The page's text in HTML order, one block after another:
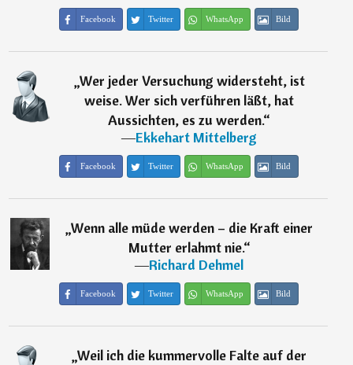
Facebook Twitter WhatsApp Bild
„Wer jeder Versuchung widersteht, ist
weise. Wer sich verführen läßt, hat
Aussichten, es zu werden.“
―Ekkehart Mittelberg
Facebook Twitter WhatsApp Bild
„Wenn alle müde werden – die Kraft einer
Mutter erlahmt nie.“
―Richard Dehmel
Facebook Twitter WhatsApp Bild
„Weil ich die kummervolle Falte auf der